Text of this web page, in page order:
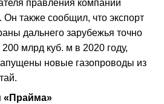
правления компании
также сообщил, что экспорт
дальнего зарубежья точно
млрд куб. м в 2020 году,
новые газопроводы из
«Прайма»